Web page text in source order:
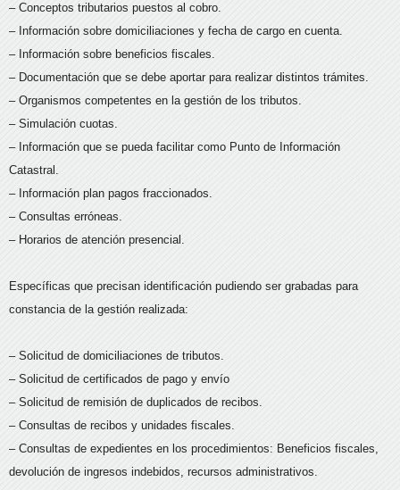
– Conceptos tributarios puestos al cobro.
– Información sobre domiciliaciones y fecha de cargo en cuenta.
– Información sobre beneficios fiscales.
– Documentación que se debe aportar para realizar distintos trámites.
– Organismos competentes en la gestión de los tributos.
– Simulación cuotas.
– Información que se pueda facilitar como Punto de Información
Catastral.
– Información plan pagos fraccionados.
– Consultas erróneas.
– Horarios de atención presencial.
Específicas que precisan identificación pudiendo ser grabadas para
constancia de la gestión realizada:
– Solicitud de domiciliaciones de tributos.
– Solicitud de certificados de pago y envío
– Solicitud de remisión de duplicados de recibos.
– Consultas de recibos y unidades fiscales.
– Consultas de expedientes en los procedimientos: Beneficios fiscales,
devolución de ingresos indebidos, recursos administrativos.